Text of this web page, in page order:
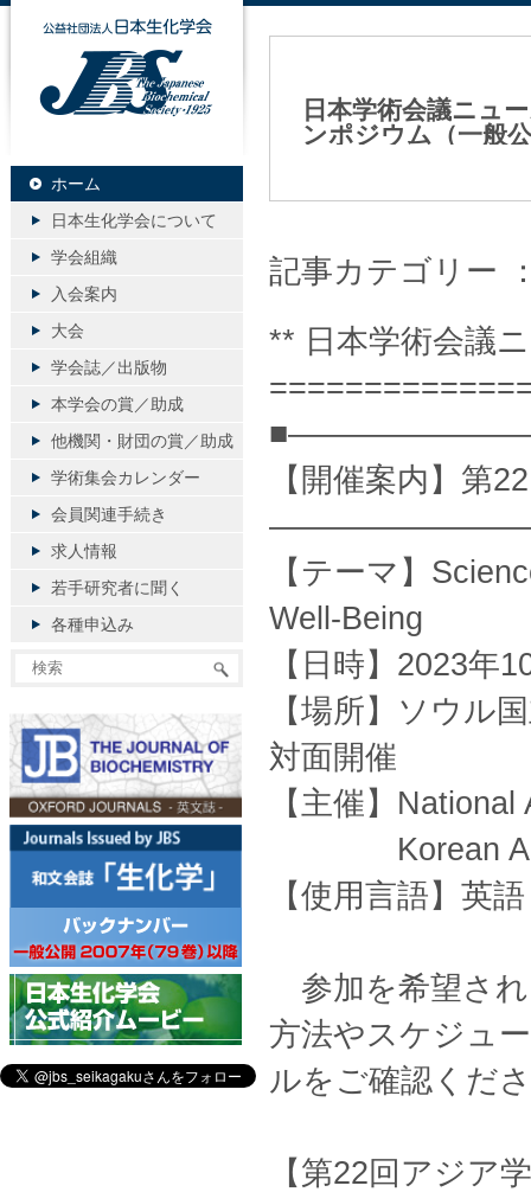
日本学術会議ニュ
ンポジウム（一般
記事カテゴリー
** 日本学術会議
【開催案内】第
【テーマ】
Well-Being
【日時】2023年
【場所】ソウル
対面開催
【主催】
Korean
【使用言語】英語
参加を希望され
方法やスケジュー
ルをご確認くだ
【第22回アジア
公益社団法人日本生化学会
ホーム
日本生化学会について
学会組織
入会案内
大会
学会誌／出版物
本学会の賞／助成
他機関・財団の賞／助成
学術集会カレンダー
会員関連手続き
求人情報
若手研究者に聞く
各種申込み